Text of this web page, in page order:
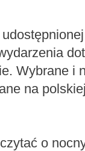
Wybrane i
na
o